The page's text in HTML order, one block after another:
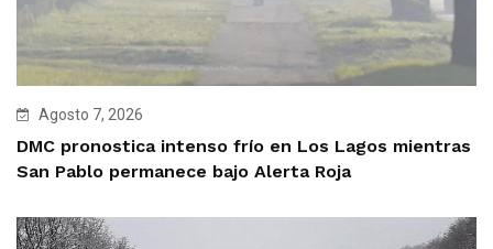
Agosto 7, 2026
DMC pronostica intenso frío en Los Lagos mientras
San Pablo permanece bajo Alerta Roja